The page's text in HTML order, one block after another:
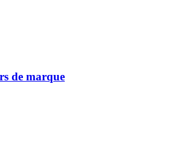
de marque